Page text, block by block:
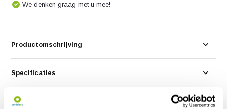
We denken graag met u mee!
Productomschrijving
Specificaties
Reviews